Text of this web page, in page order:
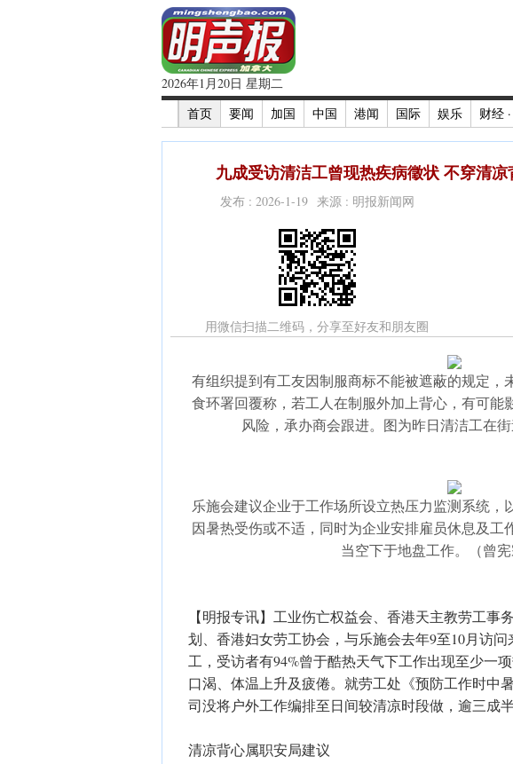
2026年1月20日 星期二
首页
要闻 加国 中国 港闻 国际 娱乐 财经
九成受访清洁工曾现热疾病徵状 不穿清
发布 : 2026-1-19 来源 : 明报新闻网
用微信扫描二维码，分享至好友和朋友圈
有组织提到有工友因制服商标不能被遮蔽的规定，
食环署回覆称，若工人在制服外加上背心，有可能
风险，承办商会跟进。图为昨日清洁工在街
乐施会建议企业于工作场所设立热压力监测系统，
因暑热受伤或不适，同时为企业安排雇员休息及工
当空下于地盘工作。（曾宪
【明报专讯】工业伤亡权益会、香港天主教劳工事
划、香港妇女劳工协会，与乐施会去年9至10月访
工，受访者有94%曾于酷热天气下工作出现至少一
口渴、体温上升及疲倦。就劳工处《预防工作时中
司没将户外工作编排至日间较清凉时段做，逾三成
清凉背心属职安局建议